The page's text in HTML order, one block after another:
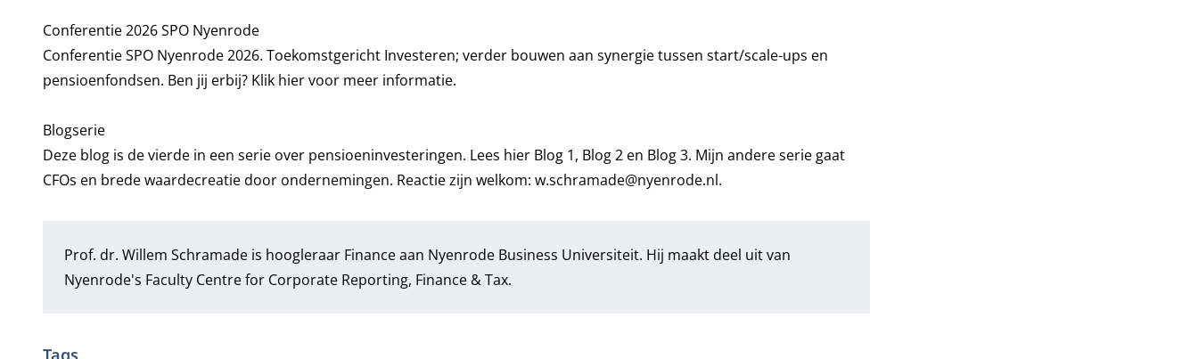
Conferentie 2026 SPO Nyenrode
Conferentie SPO Nyenrode 2026. Toekomstgericht Investeren; verder bouwen aan synergie tussen start/scale-ups en
pensioenfondsen. Ben jij erbij?Klik hier voor meer informatie.
Blogserie
Deze blog is de vierde in een serie over pensioeninvesteringen. Lees hier Blog 1, Blog 2en Blog 3. Mijn andere serie gaat
CFOs en brede waardecreatie door ondernemingen. Reactie zijn welkom: w.schramade@nyenrode.nl.
Prof. dr. Willem Schramadeis hoogleraar Finance aan Nyenrode Business Universiteit. Hij maakt deel uit van
Nyenrode's Faculty Centre for Corporate Reporting, Finance & Tax.
Tags